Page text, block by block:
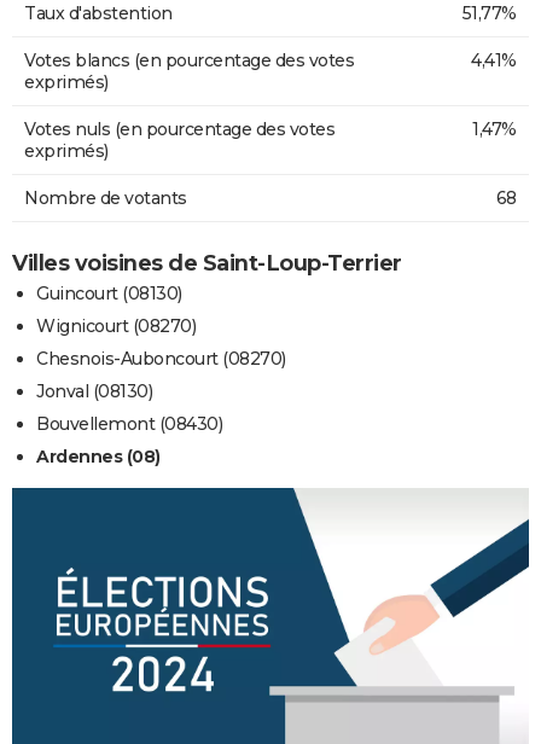
Taux d'abstention 51,77%
Votes blancs (en pourcentage des votes
exprimés)
4,41%
Votes nuls (en pourcentage des votes
exprimés)
1,47%
Nombre de votants 68
Villes voisines de Saint-Loup-Terrier
Guincourt (08130)
Wignicourt (08270)
Chesnois-Auboncourt (08270)
Jonval (08130)
Bouvellemont (08430)
Ardennes (08)